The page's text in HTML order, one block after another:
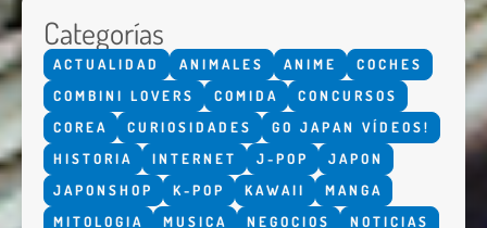
Categorías
ACTUALIDAD ANIMALES ANIME
COCHES
COMBINI LOVERS
COMIDA
CONCURSOS
COREA
CURIOSIDADES
GO JAPAN VÍDEOS!
HISTORIA
INTERNET J-POP
JAPON
JAPONSHOP
K-POP KAWAII
MANGA
MITOLOGIA
MUSICA NEGOCIOS
NOTICIAS